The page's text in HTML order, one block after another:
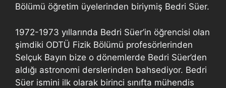
Bölümü öğretim üyelerinden biriymiş Bedri Süer.
1972-1973 yıllarında Bedri Süer’in öğrencisi olan
şimdiki ODTÜ Fizik Bölümü profesörlerinden
Selçuk Bayın bize o dönemlerde Bedri Süer’den
aldığı astronomi derslerinden bahsediyor. Bedri
Süer ismini ilk olarak birinci sınıfta mühendis